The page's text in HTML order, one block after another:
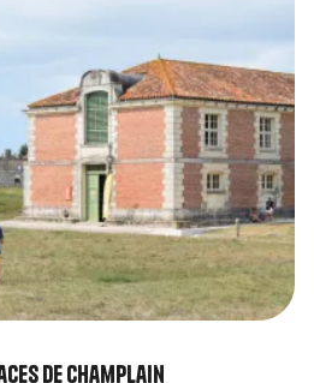
les traces de Champlain